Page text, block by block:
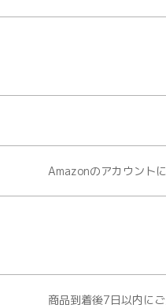
Amazonのアカウント
商品到着後7日以内に